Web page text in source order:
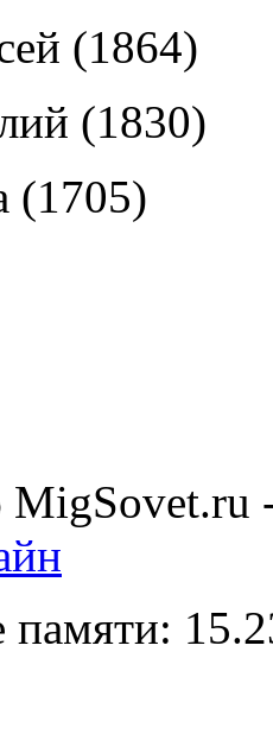
(1864)
(1830)
(1705)
MigSovet.ru
памяти: